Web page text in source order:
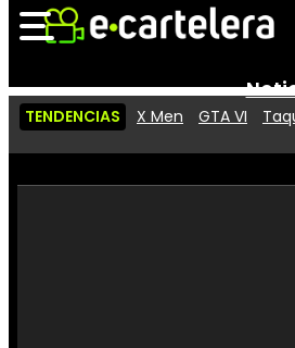
Vídeos
TENDENCIAS X Men GTA VI